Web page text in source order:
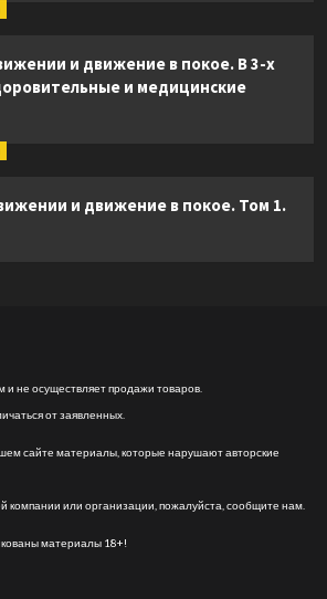
и движение в покое. В 3-х
и медицинские
и движение в покое. Том 1.
и не осуществляет продажи товаров.
от заявленных.
сайте материалы, которые нарушают авторские
или организации, пожалуйста, сообщите нам.
материалы 18+!